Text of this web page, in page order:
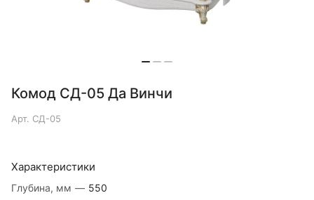
Комод СД-05 Да Винчи
Арт. СД-05
Характеристики
Глубина, мм — 550